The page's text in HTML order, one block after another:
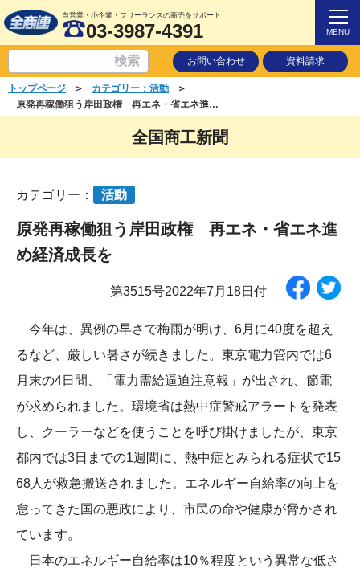
自営業・小企業・フリーランスの商売をサポート
03-3987-4391 MENU
お問い合わせ 資料請求
トップページ ＞ カテゴリー：活動
＞
原発再稼働狙う岸田政権 再エネ・省エネ進め経済成長を
全国商工新聞
カテゴリー： 活動
原発再稼働狙う岸田政権 再エネ・省エネ進
め経済成長を
第3515号2022年7月18日付
今年は、異例の早さで梅雨が明け、6月に40度を超え
るなど、厳しい暑さが続きました。東京電力管内では6
月末の4日間、「電力需給逼迫注意報」が出され、節電
が求められました。環境省は熱中症警戒アラートを発表
し、クーラーなどを使うことを呼び掛けましたが、東京
都内では3日までの1週間に、熱中症とみられる症状で15
68人が救急搬送されました。エネルギー自給率の向上を
怠ってきた国の悪政により、市民の命や健康が脅かされ
ています。
日本のエネルギー自給率は10％程度という異常な低さ